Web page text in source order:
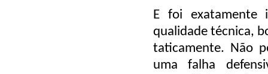
E foi exatamente
qualidade técnica,
taticamente. Não
uma falha